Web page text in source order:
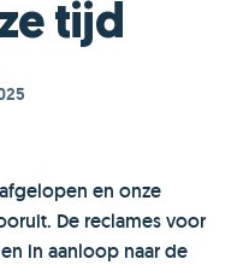
tijd
en onze
De reclames voor
in aanloop naar de